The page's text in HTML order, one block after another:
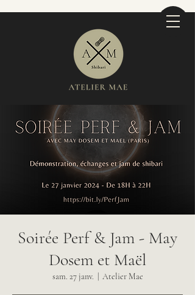
Soirée Perf & Jam - May
Dosem et Maël
sam. 27 janv. Atelier Mae